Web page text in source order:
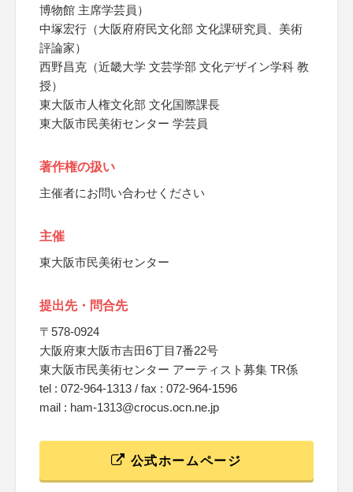
博物館 主席学芸員）
中塚宏行（大阪府府民文化部 文化課研究員、美術
評論家）
西野昌克（近畿大学 文芸学部 文化デザイン学科 教
授）
東大阪市人権文化部 文化国際課長
東大阪市民美術センター 学芸員
著作権の扱い
主催者にお問い合わせください
主催
東大阪市民美術センター
提出先・問合先
〒578-0924
大阪府東大阪市吉田6丁目7番22号
東大阪市民美術センター アーティスト募集 TR係
tel : 072-964-1313 / fax : 072-964-1596
mail : ham-1313@crocus.ocn.ne.jp
公式ホームページ